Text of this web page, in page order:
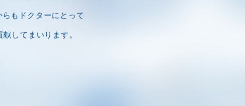
もドクターにとって
してまいります。